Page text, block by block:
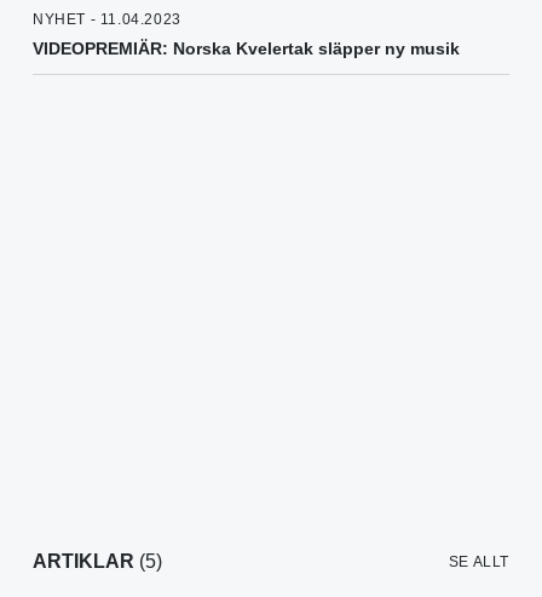
NYHET - 11.04.2023
VIDEOPREMIÄR: Norska Kvelertak släpper ny musik
ARTIKLAR (5) SE ALLT